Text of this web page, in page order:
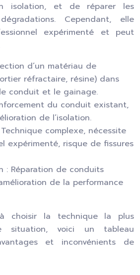
isolation, et de réparer les
Cependant, elle
expérimenté et peut
d’un matériau de
réfractaire, résine) dans
conduit et le gainage.
du conduit existant,
de l’isolation.
complexe, nécessite
expérimenté, risque de fissures
: Réparation de conduits
de la performance
choisir la technique la plus
situation, voici un tableau
et inconvénients de